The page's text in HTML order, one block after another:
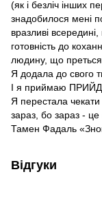
(як і безліч інших
знадобилося мені
вразливі
готовність до
людину, що преться
Я додала до свого
І я приймаю
Я перестала
зараз, бо зараз - це
Тамен Фадаль
Відгуки